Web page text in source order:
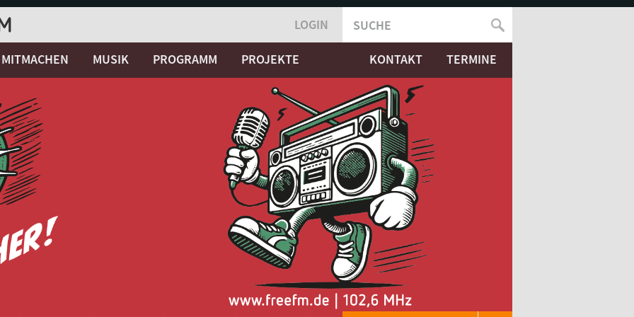
LOGIN
SUCHFORMULAR
SUCHE
MITMACHEN MUSIK PROGRAMM PROJEKTE KONTAKT TERMINE